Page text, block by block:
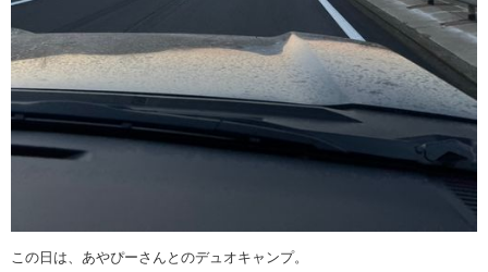
この日は、あやぴーさんとのデュオキャンプ。